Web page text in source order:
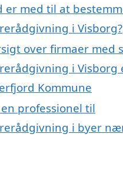
er med til at
i Visborg?
over firmaer med
i Visborg
Kommune
professionel til
i byer